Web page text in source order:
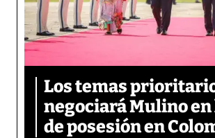
Los temas
negociará Mulino
de posesión en